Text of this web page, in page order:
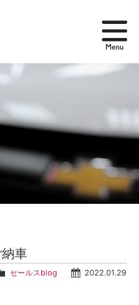
車
2022.01.29
セールスblog